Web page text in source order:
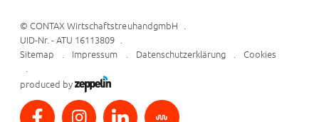
©CONTAX WirtschaftstreuhandgmbH
UID-Nr. - ATU 16113809
Sitemap
Impressum Datenschutzerklärung Cookies
produced by